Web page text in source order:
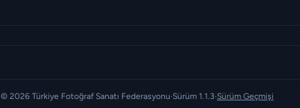
© 2026 Türkiye Fotoğraf Sanatı Federasyonu·Sürüm 1.1.3·Sürüm Geçmişi